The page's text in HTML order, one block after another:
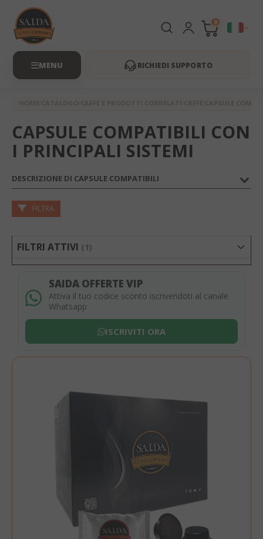
0
RICHIEDI SUPPORTO
CAPSULE COMPATIBILI CON
I PRINCIPALI SISTEMI
DESCRIZIONE DI CAPSULE COMPATIBILI
SAIDA OFFERTE VIP
Attiva il tuo codice sconto iscrivendoti al canale
Whatsapp
ISCRIVITI ORA
FILTRA
FILTRI ATTIVI